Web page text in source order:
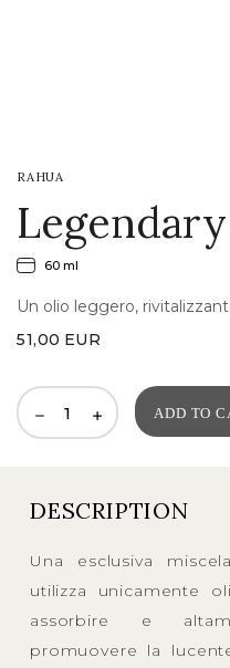
RAHUA
60 ml
Un olio leggero,
51,00 EUR
ADD TO
DESCRIPTION
Una esclusiva
utilizza unicamente
assorbire e
promuovere la